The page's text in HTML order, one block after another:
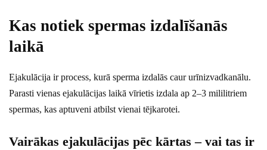
Kas notiek spermas izdalīšanās
laikā
Ejakulācija ir process, kurā sperma izdalās caur urīnizvadkanālu.
Parasti vienas ejakulācijas laikā vīrietis izdala ap 2–3 mililitriem
spermas, kas aptuveni atbilst vienai tējkarotei.
Vairākas ejakulācijas pēc kārtas – vai tas ir